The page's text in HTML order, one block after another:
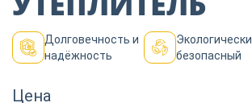
Пиломатериалы
Долговечность и
надёжность
Экологически
безопасный
Цена